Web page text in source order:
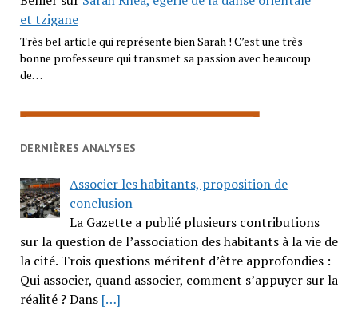
et tzigane
Très bel article qui représente bien Sarah ! C’est une très
bonne professeure qui transmet sa passion avec beaucoup
de…
DERNIÈRES ANALYSES
Associer les habitants, proposition de
conclusion
La Gazette a publié plusieurs contributions
sur la question de l’association des habitants à la vie de
la cité. Trois questions méritent d’être approfondies :
Qui associer, quand associer, comment s’appuyer sur la
réalité ? Dans […]